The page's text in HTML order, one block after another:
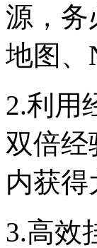
源，务
地图、
2.利用
双倍经
内获得
3.高效